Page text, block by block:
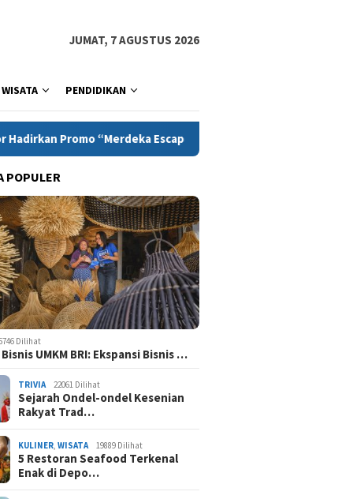
JUMAT, 7 AGUSTUS 2026
WISATA PENDIDIKAN
Escape”, memperingati Bulan Kemerdekaan
POPULER
Dilihat
UMKM BRI: Ekspansi Bisnis …
TRIVIA 22061 Dilihat
Sejarah Ondel-ondel Kesenian
Rakyat Trad…
KULINER ,WISATA 19889 Dilihat
5 Restoran Seafood Terkenal
Enak di Depo…